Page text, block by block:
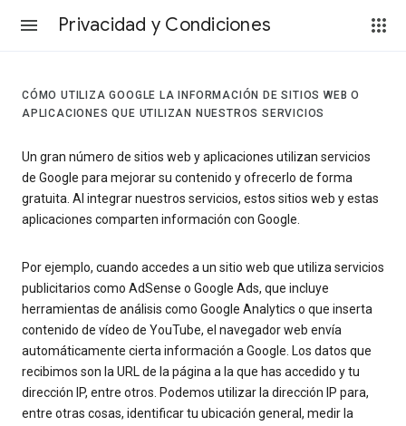
Privacidad y Condiciones
CÓMO UTILIZA GOOGLE LA INFORMACIÓN DE SITIOS WEB O
APLICACIONES QUE UTILIZAN NUESTROS SERVICIOS
Un gran número de sitios web y aplicaciones utilizan servicios
de Google para mejorar su contenido y ofrecerlo de forma
gratuita. Al integrar nuestros servicios, estos sitios web y estas
aplicaciones comparten información con Google.
Por ejemplo, cuando accedes a un sitio web que utiliza servicios
publicitarios como AdSense o Google Ads, que incluye
herramientas de análisis como Google Analytics o que inserta
contenido de vídeo de YouTube, el navegador web envía
automáticamente cierta información a Google. Los datos que
recibimos son la URL de la página a la que has accedido y tu
dirección IP, entre otros. Podemos utilizar la dirección IP para,
entre otras cosas, identificar tu ubicación general, medir la